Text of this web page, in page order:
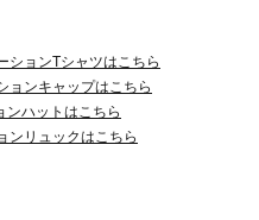
ションTシャツはこちら
ョンキャップはこちら
ンハットはこちら
ンリュックはこちら